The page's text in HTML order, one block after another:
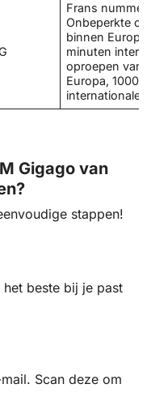
Frans nummer
Onbeperkte
binnen
minuten
oproepen
Europa, 1000
internationale
Gigago van
stappen!
het beste bij je past
Scan deze om